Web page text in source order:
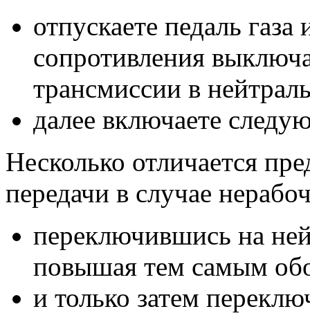
отпускаете педаль
сопротивления
трансмиссии в
далее включаете
Несколько отличается
передачи в случае
переключившись на
повышая тем самым
и только затем